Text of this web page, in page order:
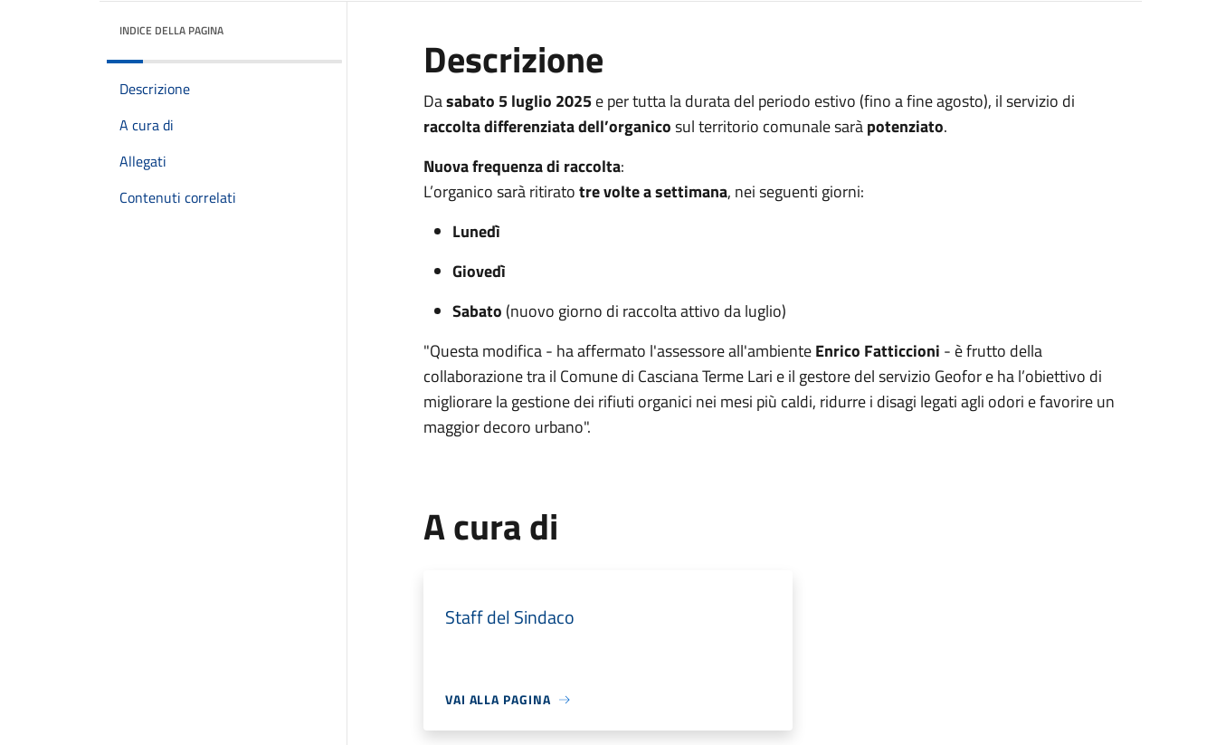
INDICE DELLA PAGINA
Descrizione
A cura di
Allegati
Contenuti correlati
Descrizione
Dasabato 5 luglio 2025e per tutta la durata del periodo estivo (fino a fine agosto), il servizio di
raccolta differenziata dell’organicosul territorio comunale saràpotenziato.
Nuova frequenza di raccolta:
L’organico sarà ritiratotre volte a settimana, nei seguenti giorni:
Lunedì
Giovedì
Sabato (nuovo giorno di raccolta attivo da luglio)
"Questa modifica - ha affermato l'assessore all'ambienteEnrico Fatticcioni - è frutto della
collaborazione tra il Comune di Casciana Terme Lari e il gestore del servizio Geofor e ha l’obiettivo di
migliorare la gestione dei rifiuti organici nei mesi più caldi, ridurre i disagi legati agli odori e favorire un
maggior decoro urbano".
A cura di
Staff del Sindaco
VAI ALLA PAGINA